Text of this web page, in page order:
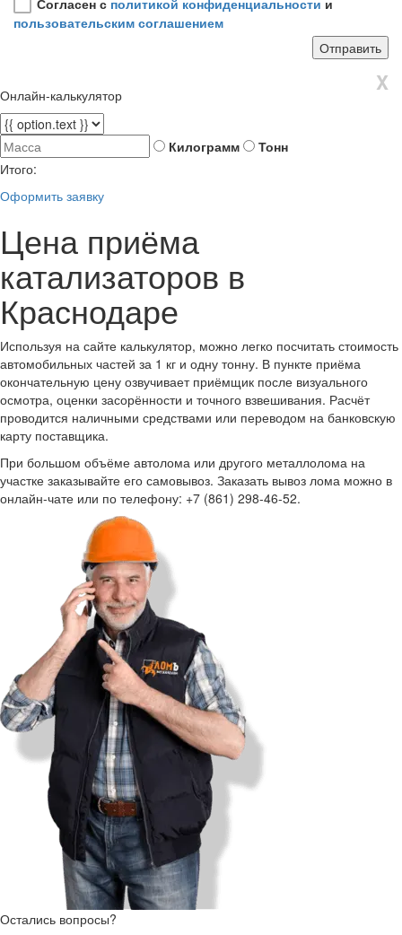
пользовательским соглашением
X
Онлайн-калькулятор
Килограмм
Тонн
Итого:
Оформить заявку
Цена приёма
катализаторов в
Краснодаре
Используя на сайте калькулятор, можно легко посчитать стоимость
автомобильных частей за 1 кг и одну тонну. В пункте приёма
окончательную цену озвучивает приёмщик после визуального
осмотра, оценки засорённости и точного взвешивания. Расчёт
проводится наличными средствами или переводом на банковскую
карту поставщика.
При большом объёме автолома или другого металлолома на
участке заказывайте его самовывоз. Заказать вывоз лома можно в
онлайн-чате или по телефону: +7 (861) 298-46-52.
Остались вопросы?